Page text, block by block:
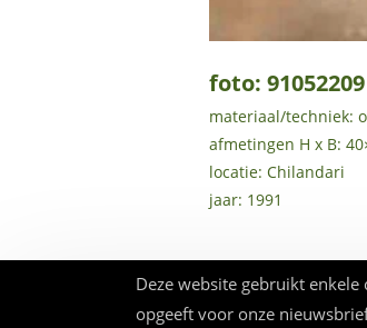
foto:
materiaal/techniek:
afmetingen H x B:
locatie: Chilandari
jaar: 1991
Deze website gebruikt
opgeeft voor onze